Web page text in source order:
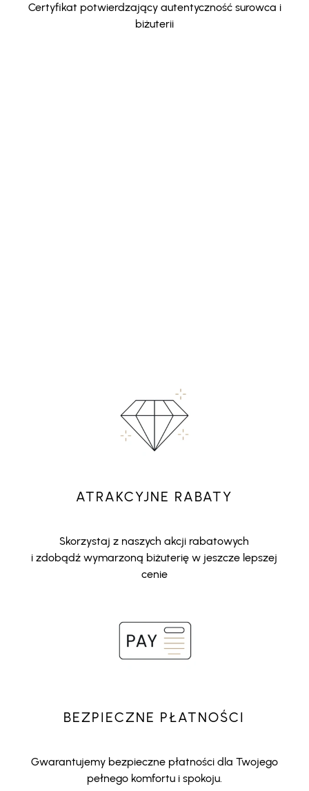
Certyfikat potwierdzający autentyczność surowca i
biżuterii
ATRAKCYJNE RABATY
Skorzystaj z naszych akcji rabatowych
i zdobądź wymarzoną biżuterię w jeszcze lepszej
cenie
BEZPIECZNE PŁATNOŚCI
Gwarantujemy bezpieczne płatności dla Twojego
pełnego komfortu i spokoju.